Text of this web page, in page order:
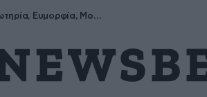
Σωτήρης, Σωτηρία, Ευμορφία, Μορφούλα